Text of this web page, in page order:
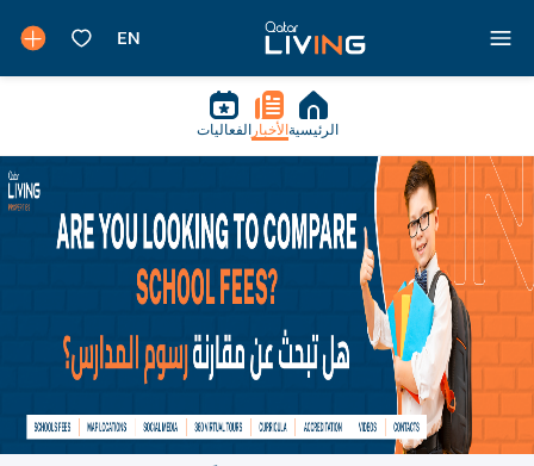
الرئيسية الأخبار الفعاليات